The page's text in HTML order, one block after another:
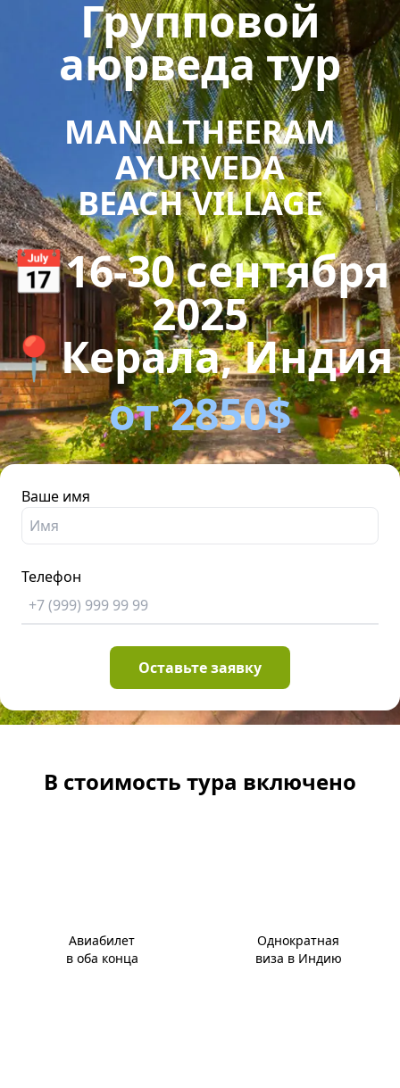
Групповой
аюрведа тур
MANALTHEERAM
AYURVEDA
BEACH VILLAGE
📅16-30 сентября
2025
📍Керала, Индия
от 2850$
Ваше имя
Телефон
В стоимость тура включено
Авиабилет
в оба конца
Однократная
виза в Индию